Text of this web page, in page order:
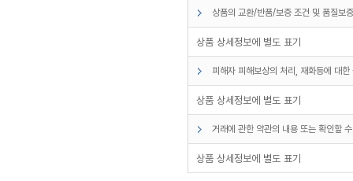
상품의 교환/반품/보증 조건 및 품질보
상품 상세정보에 별도 표기
피해자 피해보상의 처리, 재화등에 대
상품 상세정보에 별도 표기
거래에 관한 약관의 내용 또는 확인할
상품 상세정보에 별도 표기